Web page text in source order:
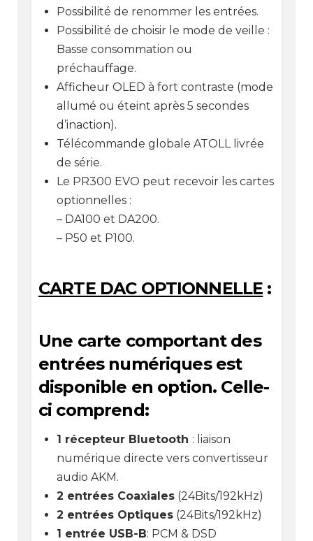
Possibilité de renommer les entrées.
Possibilité de choisir le mode de veille :
Basse consommation ou
préchauffage.
Afficheur OLED à fort contraste (mode
allumé ou éteint après 5 secondes
d’inaction).
Télécommande globale ATOLL livrée
de série.
Le PR300 EVO peut recevoir les cartes
optionnelles :
– DA100 et DA200.
– P50 et P100.
CARTE DAC OPTIONNELLE :
Une carte comportant des
entrées numériques est
disponible en option. Celle-
ci comprend:
1 récepteur Bluetooth : liaison
numérique directe vers convertisseur
audio AKM.
2 entrées Coaxiales (24Bits/192kHz)
2 entrées Optiques (24Bits/192kHz)
1 entrée USB-B: PCM & DSD